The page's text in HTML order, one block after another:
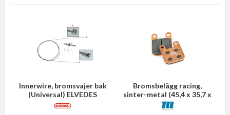
Innerwire, bromsvajer bak
(Universal) ELVEDES
Bromsbelägg racing,
sinter-metal (45,4 x 35,7 x
6mm)